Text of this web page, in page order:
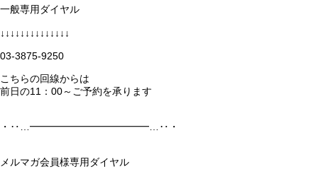
一般専用ダイヤル
↓↓↓↓↓↓↓↓↓↓↓↓↓↓
03-3875-9250
こちらの回線からは
前日の11：00～ご予約を承ります
・‥…━━━━━━━━━━━━…‥・
メルマガ会員様専用ダイヤル